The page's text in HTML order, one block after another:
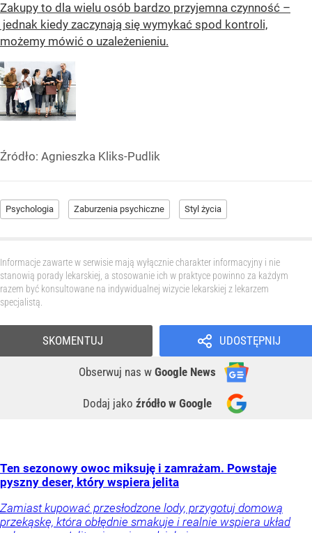
Zakupy to dla wielu osób bardzo przyjemna czynność –
jednak kiedy zaczynają się wymykać spod kontroli,
możemy mówić o uzależenieniu.
Źródło: Agnieszka Kliks-Pudlik
Psychologia Zaburzenia psychiczne Styl życia
Informacje zawarte w serwisie mają wyłącznie charakter informacyjny i nie
stanowią porady lekarskiej, a stosowanie ich w praktyce powinno za każdym
razem być konsultowane na indywidualnej wizycie lekarskiej z lekarzem
specjalistą.
UDOSTĘPNIJ
Obserwuj nas w Google News
Dodaj jako źródło w Google
SKOMENTUJ
Ten sezonowy owoc miksuję i zamrażam. Powstaje
pyszny deser, który wspiera jelita
Zamiast kupować przesłodzone lody, przygotuj domową
przekąskę, która obłędnie smakuje i realnie wspiera układ